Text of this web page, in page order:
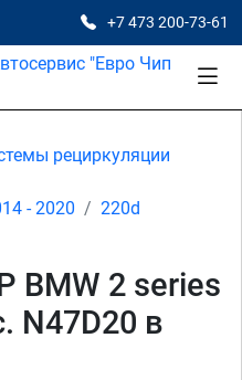
+7 473 200-73-61
рециркуляции
- 2020
220d
BMW 2 series
N47D20 в